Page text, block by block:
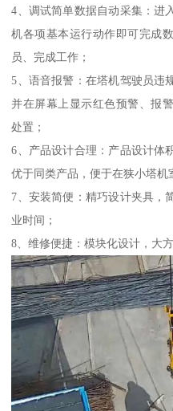
4、调试简单数据自动采集：进
机各项基本运行动作即可完成
员、完成工作；
5、语音报警：在塔机驾驶员违
并在屏幕上显示红色预警、报
处置；
6、产品设计合理：产品设计体
优于同类产品，便于在狭小塔机
7、安装简便：精巧设计夹具，
业时间；
8、维修便捷：模块化设计，大